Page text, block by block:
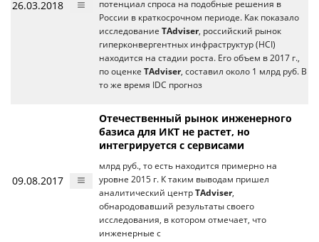
26.03.2018
потенциал спроса на подобные решения в
России в краткосрочном периоде. Как показало
исследование TAdviser, российский рынок
гиперконвергентных инфраструктур (HCI)
находится на стадии роста. Его объем в 2017 г.,
по оценке TAdviser, составил около 1 млрд руб. В
то же время IDC прогноз
09.08.2017
Отечественный рынок инженерного
базиса для ИКТ не растет, но
интегрируется с сервисами
млрд руб., то есть находится примерно на
уровне 2015 г. К таким выводам пришел
аналитический центр TAdviser,
обнародовавший результаты своего
исследования, в котором отмечает, что
инженерные с